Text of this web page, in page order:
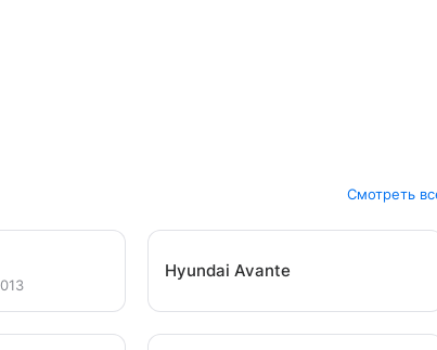
Смотреть
Hyundai Avante